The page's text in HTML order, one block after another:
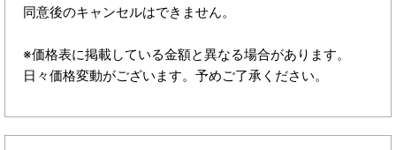
同意後のキャンセルはできません。
※価格表に掲載している金額と異なる場合があります。
日々価格変動がございます。予めご了承ください。